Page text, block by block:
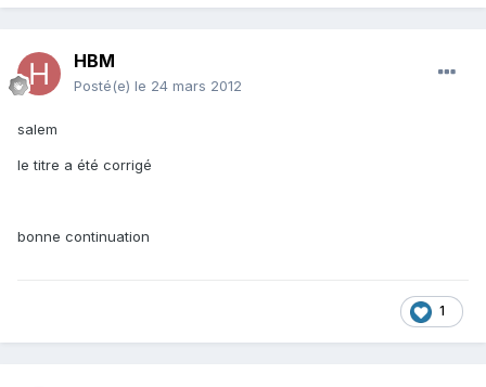
HBM
Posté(e) le 24 mars 2012
salem
le titre a été corrigé
bonne continuation
1